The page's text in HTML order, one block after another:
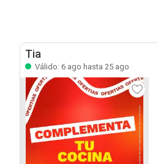
Tia
Válido: 6 ago hasta 25 ago